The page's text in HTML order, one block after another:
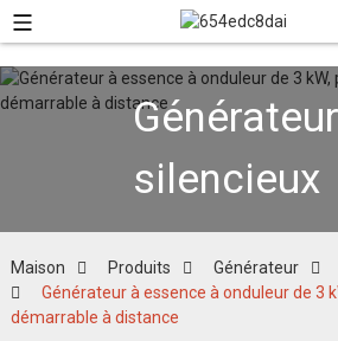
Générateur
silencieux
Maison Produits Générateur
Générateur à essence à onduleur de 3
démarrable à distance